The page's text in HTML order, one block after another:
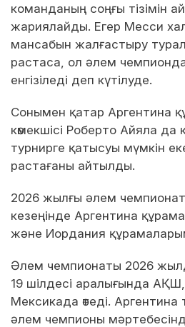
команданың соңғы тізімін
жариялайды. Егер Месси
мансабын жалғастыру
растаса, ол әлем
енгізіледі деп күтілуде.
Сонымен қатар Аргентина
көмекшісі Роберто Айяла да
турнирге қатысуы мүмкін
растағаны айтылды.
2026 жылғы әлем
кезеңінде Аргентина
және Иордания
Әлем чемпионаты 2026
19 шілдесі аралығында
Мексикада өтеді. Аргентина
әлем чемпионы